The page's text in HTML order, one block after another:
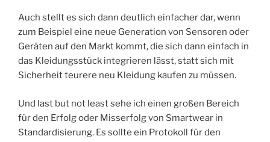
Auch stellt es sich dann deutlich einfacher dar, wenn
zum Beispiel eine neue Generation von Sensoren oder
Geräten auf den Markt kommt, die sich dann einfach in
das Kleidungsstück integrieren lässt, statt sich mit
Sicherheit teurere neu Kleidung kaufen zu müssen.
Und last but not least sehe ich einen großen Bereich
für den Erfolg oder Misserfolg von Smartwear in
Standardisierung. Es sollte ein Protokoll für den